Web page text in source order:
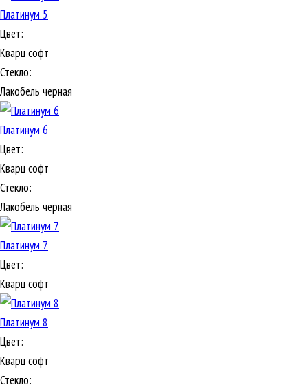
Платинум 5
Цвет:
Кварц софт
Стекло:
Лакобель черная
Платинум 6
Цвет:
Кварц софт
Стекло:
Лакобель черная
Платинум 7
Цвет:
Кварц софт
Платинум 8
Цвет:
Кварц софт
Стекло: